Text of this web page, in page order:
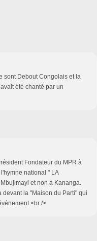
sont Debout Congolais et la
été chanté par un
Fondateur du MPR à
national " LA
et non à Kananga.
devant la "Maison du Parti" qui
/>